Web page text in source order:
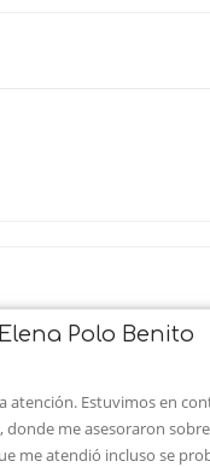
Polo Benito
atención. Estuvimos en
donde me asesoraron
me atendió incluso se